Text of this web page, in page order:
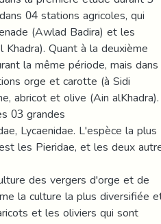
04 stations agricoles, qui
(Awlad Badira) et les
Quant à la deuxième
la même période, mais dans
orge et carotte (à Sidi
abricot et olive (Ain
03 grandes
Lycaenidae. L'espèce la plus
les Pieridae, et les deux
des vergers d'orge et de
la culture la plus diversifiée
et les oliviers qui sont